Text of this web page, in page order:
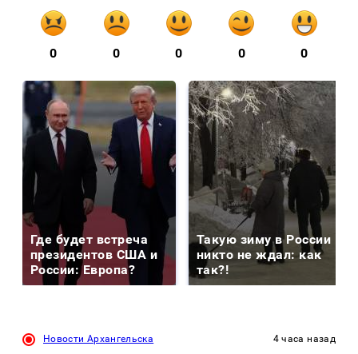
0 0 0 0 0
Где будет встреча
президентов США и
России: Европа?
Такую зиму в России
никто не ждал: как
так?!
Новости Архангельска 4 часа назад